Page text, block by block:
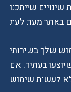
שייתכנו
שלך בשירותי
בעתיד. אם
לעשות שימוש